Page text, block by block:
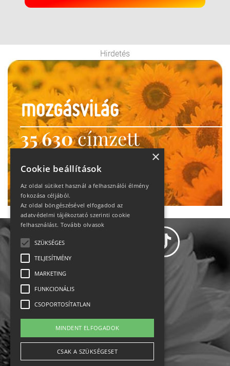
Hirdetés
35 630címzett
heti motiváció
Ne maradj le!
Állásajánlatok
Impresszum-kapcsolat
Jogi nyilatkozat
×
Cookie beállítások
Az oldal sütiket használ a felhasználói élmény
fokozása céljából.
Az oldal böngészésével elfogadod az
adatvédelmi tájékoztató szerinti cookie
felhasználást. Tovább olvasok
SZÜKSÉGES
TELJESÍTMÉNY
MARKETING
FUNKCIONÁLIS
CSOPORTOSÍTATLAN
MINDENT ELFOGADOK
CSAK A SZÜKSÉGESET